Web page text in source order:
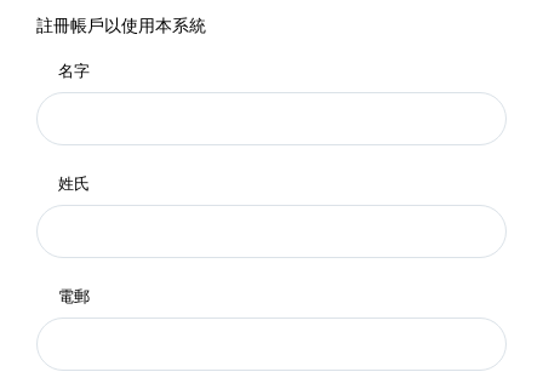
註冊帳戶以使用本系統
名字
姓氏
電郵